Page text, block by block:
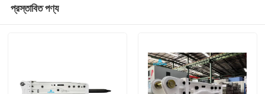
প্রস্তাবিত পণ্য